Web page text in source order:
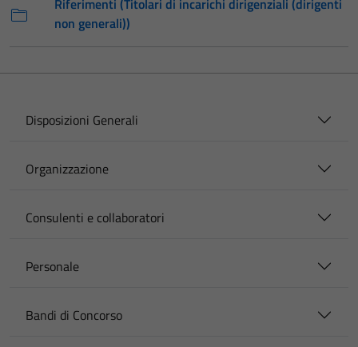
Riferimenti (Titolari di incarichi dirigenziali (dirigenti
non generali))
Disposizioni Generali
Organizzazione
Consulenti e collaboratori
Personale
Bandi di Concorso